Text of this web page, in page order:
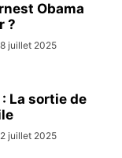
Obama
?
8 juillet 2025
La sortie de
2 juillet 2025